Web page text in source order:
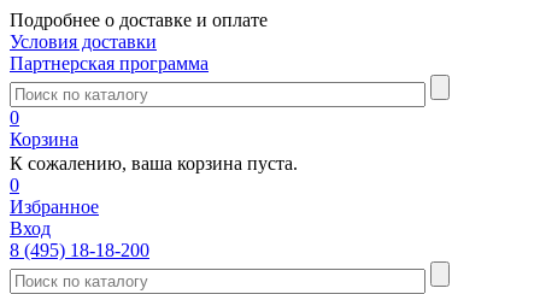
Подробнее о доставке и оплате
Условия доставки
Партнерская программа
0
Корзина
К сожалению, ваша корзина пуста.
0
Избранное
Вход
8 (495) 18-18-200